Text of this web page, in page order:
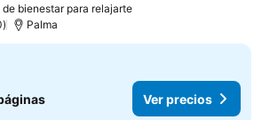
bienestar para relajarteVer precios
Palma
Ver precios